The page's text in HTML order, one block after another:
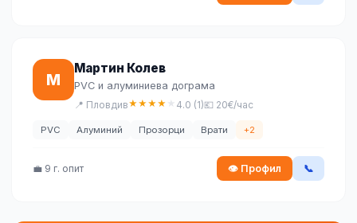
М
Мартин Колев
PVC и алуминиева дограма
📍 Пловдив★★★★ ★ 4.0 (1)💶 20€/час
PVC Алуминий Прозорци Врати +2
💼 9 г. опит 👁 Профил 📞